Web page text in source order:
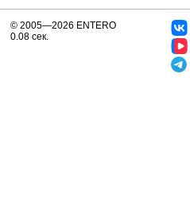
© 2005—2026 ENTERO
0.08 сек.